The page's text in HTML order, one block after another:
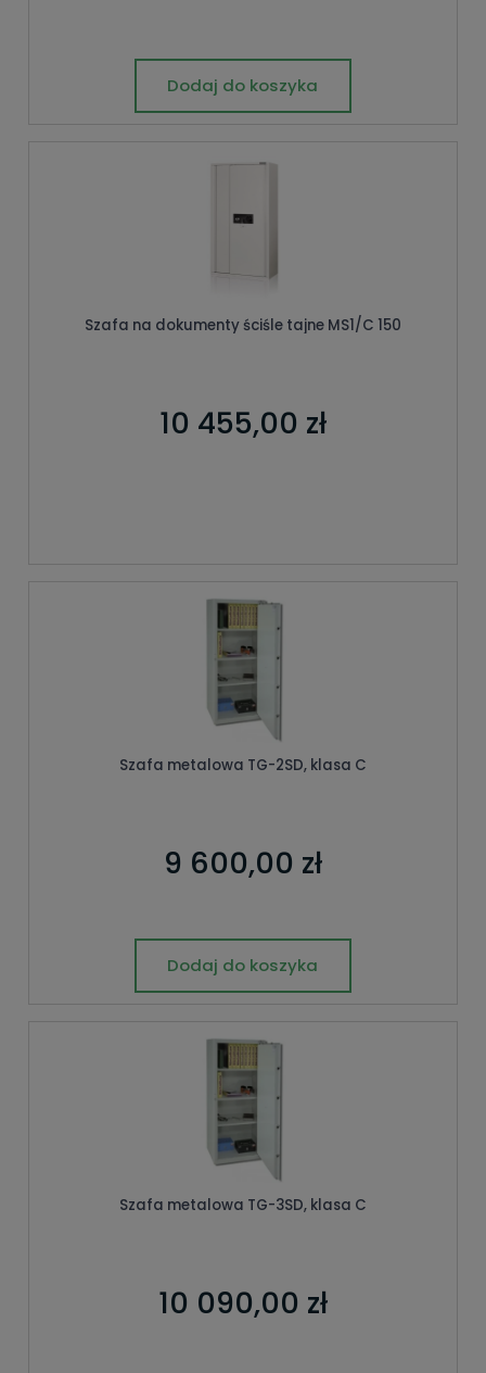
Dodaj do koszyka
Szafa na dokumenty ściśle tajne MS1/C 150
10 455,00 zł
Szafa metalowa TG-2SD, klasa C
9 600,00 zł
Dodaj do koszyka
Szafa metalowa TG-3SD, klasa C
10 090,00 zł